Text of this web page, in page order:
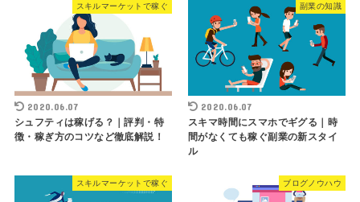
スキルマーケットで稼ぐ
2020.06.07
シュフティは稼げる？｜評判・特
徴・稼ぎ方のコツなど徹底解説！
副業の知識
2020.06.07
スキマ時間にスマホでギグる｜時
間がなくても稼ぐ副業の新スタイ
ル
スキルマーケットで稼ぐ ブログノウハウ